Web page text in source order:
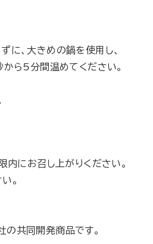
に、大きめの鍋を使用し、
ら5分間温めてください。
にお召し上がりください。
。
共同開発商品です。